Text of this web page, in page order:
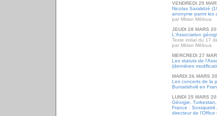
VENDREDI 29
Nicolas Saralidzé
anonyme parmi les
par Mirian Méloua
JEUDI 28 MARS
L'Association
Texte initial du 17
par Mirian Méloua
MERCREDI 27
Les statuts de
(dernières
MARDI 26 MARS
Les concerts de la
Buniatishvili en
LUNDI 25 MARS
Géorgie,
France :
directeur de l'Office